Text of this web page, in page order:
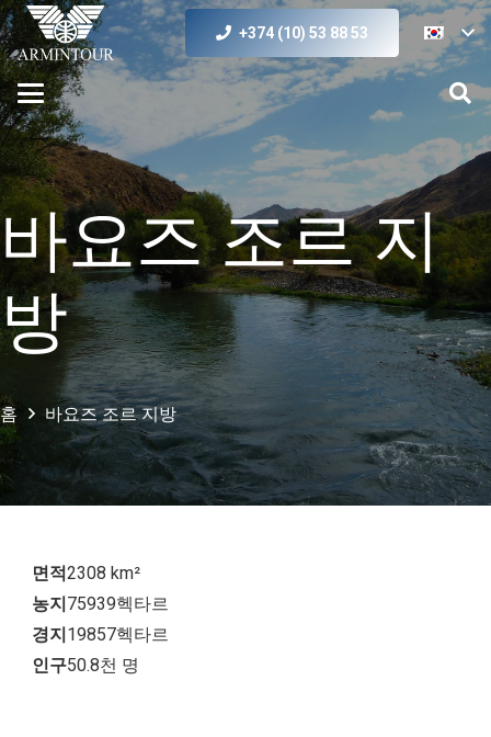
+374 (10) 53 88 53
바요즈 조르 지
방
홈 바요즈 조르 지방
면적2308 km²
농지 75939헥타르
경지 19857헥타르
인구50.8천 명